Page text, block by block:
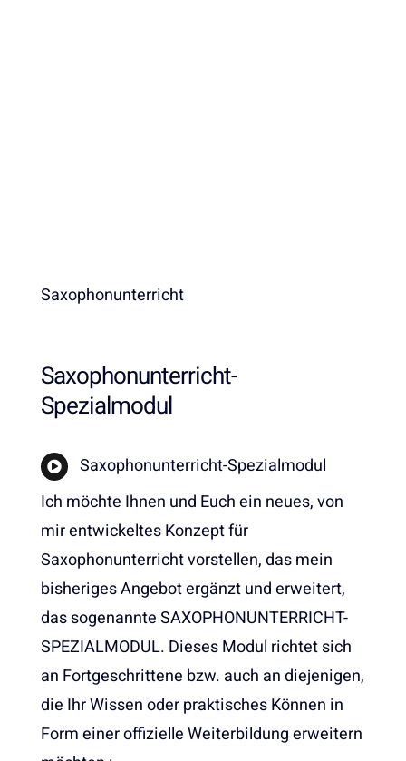
Saxophonunterricht
Saxophonunterricht-
Spezialmodul
Saxophonunterricht-Spezialmodul
Ich möchte Ihnen und Euch ein neues, von
mir entwickeltes Konzept für
Saxophonunterricht vorstellen, das mein
bisheriges Angebot ergänzt und erweitert,
das sogenannte SAXOPHONUNTERRICHT-
SPEZIALMODUL. Dieses Modul richtet sich
an Fortgeschrittene bzw. auch an diejenigen,
die Ihr Wissen oder praktisches Können in
Form einer offizielle Weiterbildung erweitern